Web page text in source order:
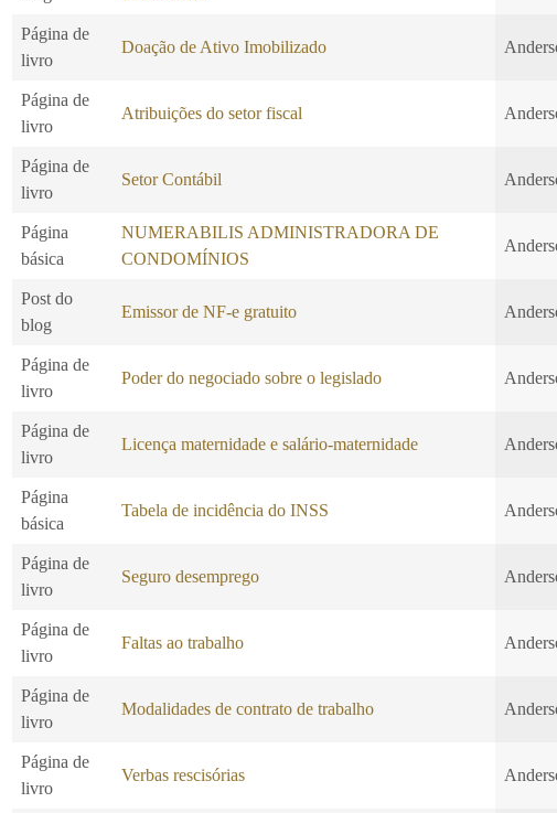
Página de
livro
Doação de Ativo Imobilizado
Página de
livro
Atribuições do setor fiscal
Página de
livro
Setor Contábil
Página
básica
NUMERABILIS ADMINISTRADORA DE
CONDOMÍNIOS
Post do
blog
Emissor de NF-e gratuito
Página de
livro
Poder do negociado sobre o legislado
Página de
livro
Licença maternidade e salário-maternidade
Página
básica
Tabela de incidência do INSS
Página de
livro
Seguro desemprego
Página de
livro
Faltas ao trabalho
Página de
livro
Modalidades de contrato de trabalho
Página de
livro
Verbas rescisórias